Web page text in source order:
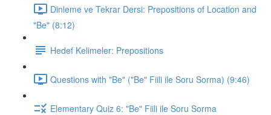
Dinleme ve Tekrar Dersi: Prepositions of Location and
"Be" (8:12)
Hedef Kelimeler: Prepositions
Questions with "Be" ("Be" Fiili ile Soru Sorma) (9:46)
Elementary Quiz 6: "Be" Fiili ile Soru Sorma